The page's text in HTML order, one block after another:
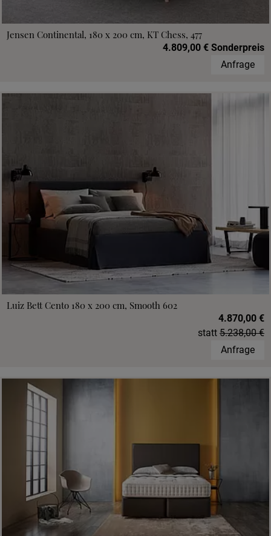
Jensen Continental, 180 x 200 cm, KT Chess, 477
4.809,00 € Sonderpreis
Anfrage
Luiz Bett Cento 180 x 200 cm, Smooth 602
4.870,00 €
statt 5.238,00 €
Anfrage